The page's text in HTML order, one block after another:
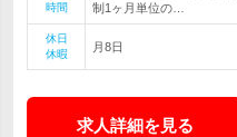
時間
制1ヶ月単位の…
休日
休暇
月8日
求人詳細を見る